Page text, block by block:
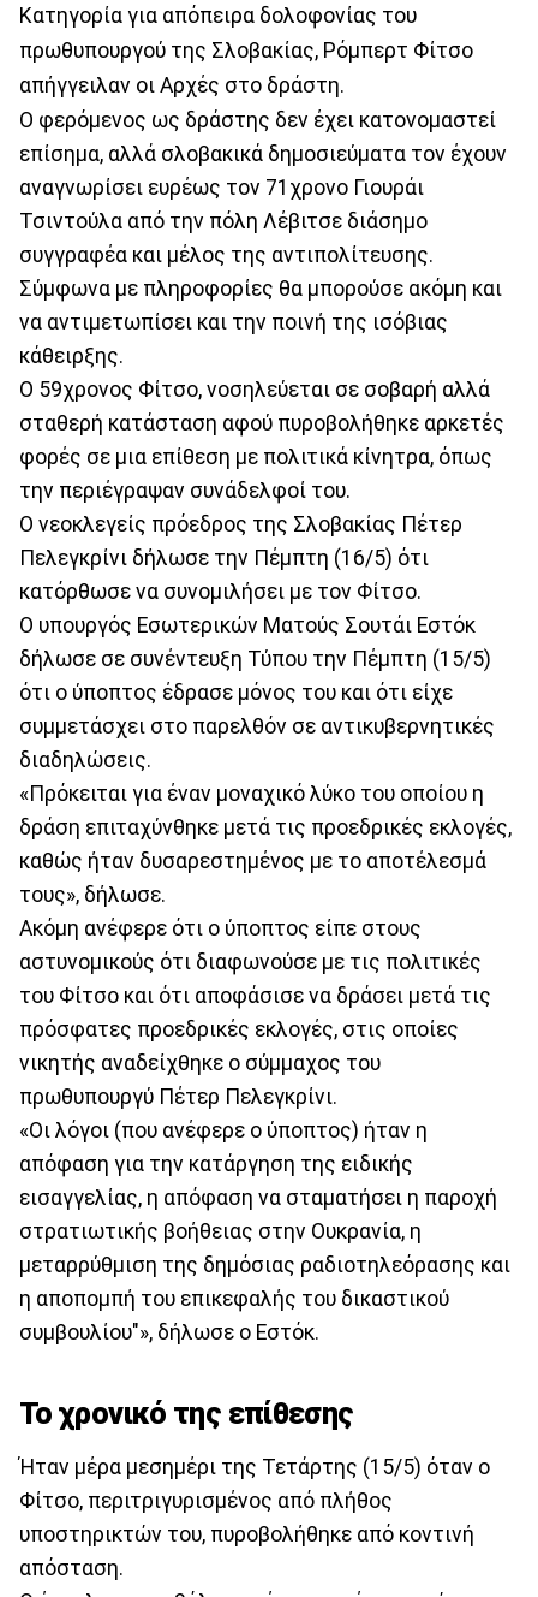
Κατηγορία για απόπειρα δολοφονίας του
πρωθυπουργού της Σλοβακίας, Ρόμπερτ Φίτσο
απήγγειλαν οι Αρχές στο δράστη.
Ο φερόμενος ως δράστης δεν έχει κατονομαστεί
επίσημα, αλλά σλοβακικά δημοσιεύματα τον έχουν
αναγνωρίσει ευρέως τον 71χρονο Γιουράι
Τσιντούλα από την πόλη Λέβιτσε διάσημο
συγγραφέα και μέλος της αντιπολίτευσης.
Σύμφωνα με πληροφορίες θα μπορούσε ακόμη και
να αντιμετωπίσει και την ποινή της ισόβιας
κάθειρξης.
Ο 59χρονος Φίτσο, νοσηλεύεται σε σοβαρή αλλά
σταθερή κατάσταση αφού πυροβολήθηκε αρκετές
φορές σε μια επίθεση με πολιτικά κίνητρα, όπως
την περιέγραψαν συνάδελφοί του.
Ο νεοκλεγείς πρόεδρος της Σλοβακίας Πέτερ
Πελεγκρίνι δήλωσε την Πέμπτη (16/5) ότι
κατόρθωσε να συνομιλήσει με τον Φίτσο.
Ο υπουργός Εσωτερικών Ματούς Σουτάι Εστόκ
δήλωσε σε συνέντευξη Τύπου την Πέμπτη (15/5)
ότι ο ύποπτος έδρασε μόνος του και ότι είχε
συμμετάσχει στο παρελθόν σε αντικυβερνητικές
διαδηλώσεις.
«Πρόκειται για έναν μοναχικό λύκο του οποίου η
δράση επιταχύνθηκε μετά τις προεδρικές εκλογές,
καθώς ήταν δυσαρεστημένος με το αποτέλεσμά
τους», δήλωσε.
Ακόμη ανέφερε ότι ο ύποπτος είπε στους
αστυνομικούς ότι διαφωνούσε με τις πολιτικές
του Φίτσο και ότι αποφάσισε να δράσει μετά τις
πρόσφατες προεδρικές εκλογές, στις οποίες
νικητής αναδείχθηκε ο σύμμαχος του
πρωθυπουργύ Πέτερ Πελεγκρίνι.
«Οι λόγοι (που ανέφερε ο ύποπτος) ήταν η
απόφαση για την κατάργηση της ειδικής
εισαγγελίας, η απόφαση να σταματήσει η παροχή
στρατιωτικής βοήθειας στην Ουκρανία, η
μεταρρύθμιση της δημόσιας ραδιοτηλεόρασης και
η αποπομπή του επικεφαλής του δικαστικού
συμβουλίου"», δήλωσε ο Εστόκ.
Το χρονικό της επίθεσης
Ήταν μέρα μεσημέρι της Τετάρτης (15/5) όταν ο
Φίτσο, περιτριγυρισμένος από πλήθος
υποστηρικτών του, πυροβολήθηκε από κοντινή
απόσταση.